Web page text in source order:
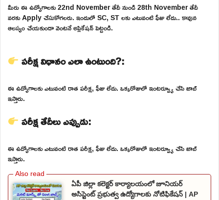
మీరు ఈ ఉద్యోగాలకు 22nd November తేదీ నుండి 28th November తేదీ
వరకు Apply చేసుకోగలరు. ఇందులో SC, ST లకు ఎటువంటి ఫీజు లేదు.. కావున
ఆలస్యం చేయకుండా వెంటనే అప్లికేషన్ పెట్టండి.
పరీక్ష విధానం ఎలా ఉంటుంది?:
ఈ ఉద్యోగాలకు ఎటువంటి రాత పరీక్ష, ఫీజు లేదు. ఒక్కరోజులో ఇంటర్వ్యూ చేసి జాబ్
ఇస్తారు.
పరీక్ష తేదీలు ఎప్పుడు:
ఈ ఉద్యోగాలకు ఎటువంటి రాత పరీక్ష, ఫీజు లేదు. ఒక్కరోజులో ఇంటర్వ్యూ చేసి జాబ్
ఇస్తారు.
ఏపీ జిల్లా కలెక్టర్ కార్యాలయంలో జూనియర్
అసిస్టెంట్ ప్రభుత్వ ఉద్యోగాలకు నోటిఫికేషన్ | AP